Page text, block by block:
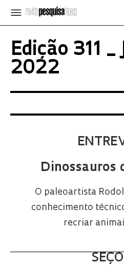
Edição 311 _
2022
Dinossauros
O paleoartista
conhecimento
recriar